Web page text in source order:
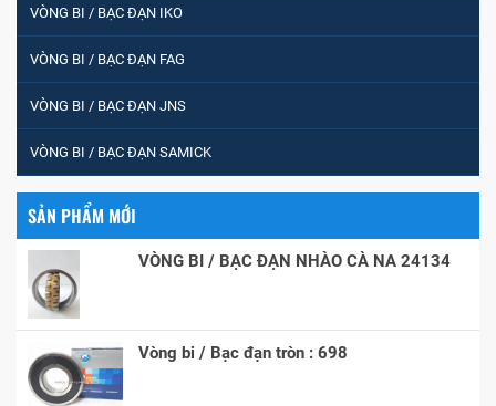
VÒNG BI / BẠC ĐẠN IKO
VÒNG BI / BẠC ĐẠN FAG
VÒNG BI / BẠC ĐẠN JNS
VÒNG BI / BẠC ĐẠN SAMICK
SẢN PHẨM MỚI
VÒNG BI / BẠC ĐẠN NHÀO CÀ NA 24134
Vòng bi / Bạc đạn tròn : 698